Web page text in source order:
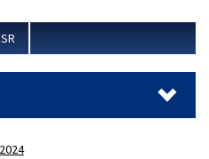
2024